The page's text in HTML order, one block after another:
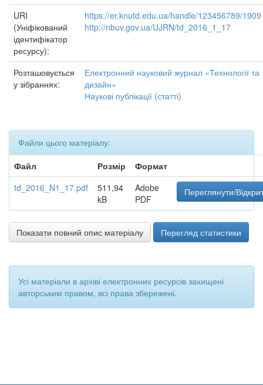
URI
(Уніфікований
ідентифікатор
ресурсу):
https://er.knutd.edu.ua/handle/123456789/1909
http://nbuv.gov.ua/UJRN/td_2016_1_17
Розташовується
у зібраннях:
Електронний науковий журнал «Технології та
дизайн»
Наукові публікації (статті)
Файли цього матеріалу:
Файл
Розмір
Формат
td_2016_N1_17.pdf
511,94
kB
Adobe
PDF
Переглянути/
Показати повний опис матеріалу Перегляд статистики
Усі матеріали в архіві електронних ресурсів захищені
авторським правом, всі права збережені.